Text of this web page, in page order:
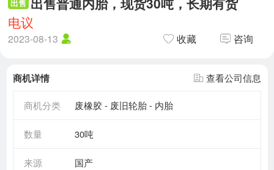
出售
电议
2023-08-13 收藏 咨询
商机详情 查看公司信息
商机分类 废橡胶 - 废旧轮胎 - 内胎
数量 30吨
来源 国产